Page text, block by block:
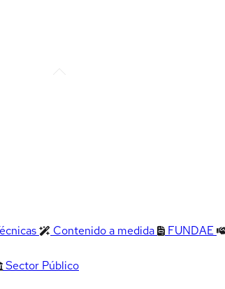
Contenido a medida FUNDAE
Sector Público